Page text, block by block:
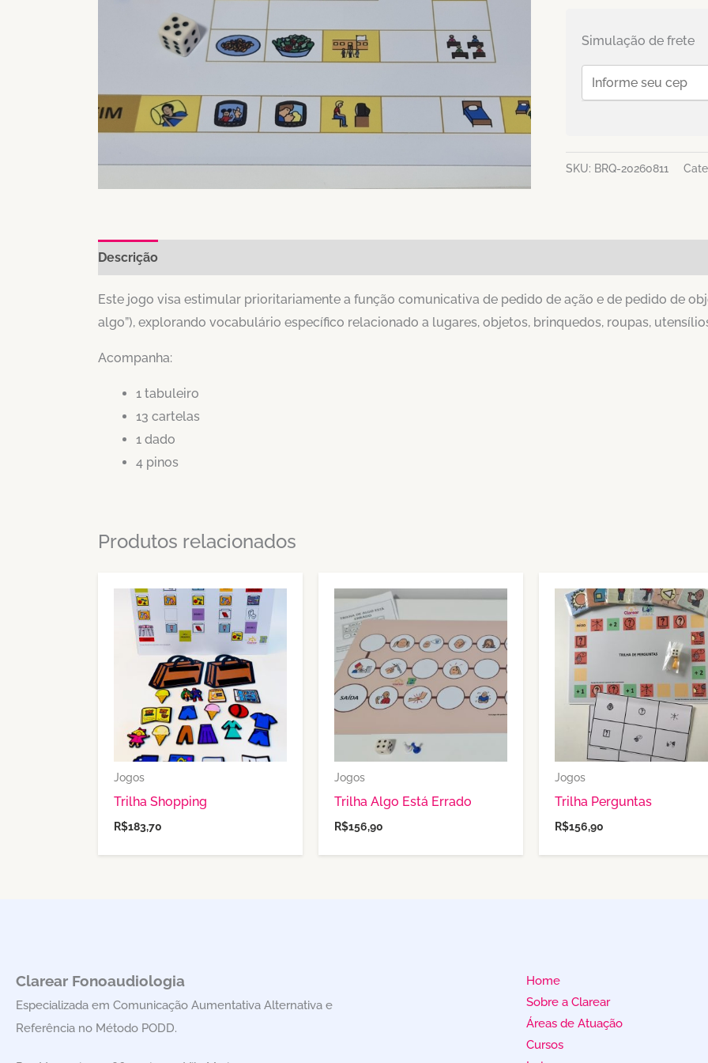
Simulação de frete
SKU: BRQ-20260811
Descrição
Este jogo visa estimular prioritariamente a função comunicativa de pedido de ação e de pedido de
algo”), explorando vocabulário específico relacionado a lugares, objetos, brinquedos, roupas,
Acompanha:
1 tabuleiro
13 cartelas
1 dado
4 pinos
Produtos relacionados
Jogos
Trilha Shopping
R$183,70
Jogos
Trilha Algo Está Errado
R$156,90
Jogos
Trilha Perguntas
R$156,90
Clarear Fonoaudiologia
Especializada em Comunicação Aumentativa Alternativa e
Referência no Método PODD.
Home
Sobre a Clarear
Áreas de Atuação
Cursos